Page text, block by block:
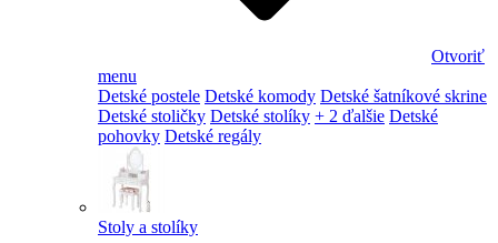
Otvoriť
menu
Detské postele Detské komody Detské šatníkové skrine
Detské stoličky Detské stolíky + 2 ďalšie Detské
pohovky Detské regály
Stoly a stolíky